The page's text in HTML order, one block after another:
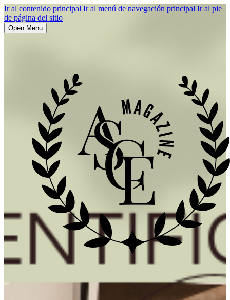
Ir al contenido principal Ir al menú de navegación principal Ir al pie
de página del sitio
Open Menu